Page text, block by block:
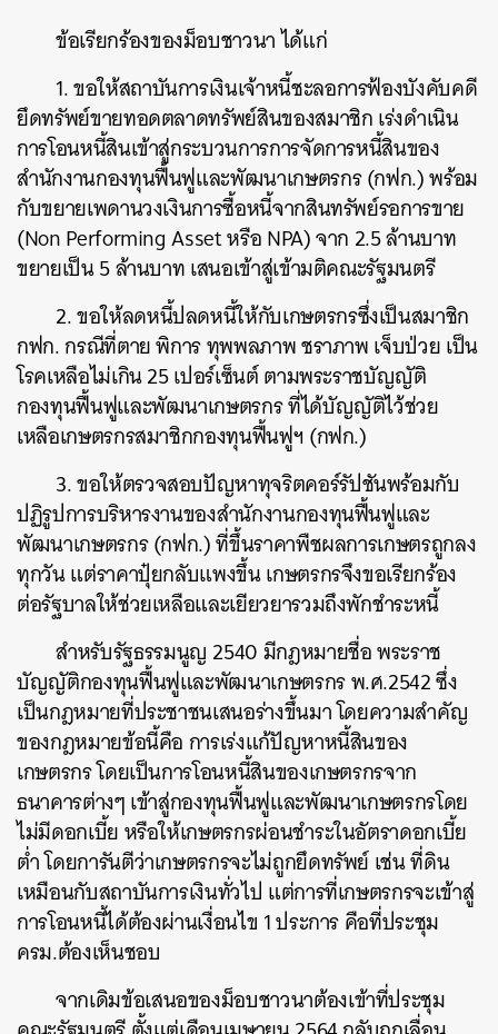
ข้อเรียกร้องของม็อบชาวนา ได้แก่
1. ขอให้สถาบันการเงินเจ้าหนี้ชะลอการฟ้องบังคับคดี
ยึดทรัพย์ขายทอดตลาดทรัพย์สินของสมาชิก เร่งดำเนิน
การโอนหนี้สินเข้าสู่กระบวนการการจัดการหนี้สินของ
สำนักงานกองทุนฟื้นฟูและพัฒนาเกษตรกร (กฟก.) พร้อม
กับขยายเพดานวงเงินการซื้อหนี้จากสินทรัพย์รอการขาย
(Non Performing Asset หรือ NPA) จาก 2.5 ล้านบาท
ขยายเป็น 5 ล้านบาท เสนอเข้าสู่เข้ามติคณะรัฐมนตรี
2. ขอให้ลดหนี้ปลดหนี้ให้กับเกษตรกรซึ่งเป็นสมาชิก
กฟก. กรณีที่ตาย พิการ ทุพพลภาพ ชราภาพ เจ็บป่วย เป็น
โรคเหลือไม่เกิน 25 เปอร์เซ็นต์ ตามพระราชบัญญัติ
กองทุนฟื้นฟูและพัฒนาเกษตรกร ที่ได้บัญญัติไว้ช่วย
เหลือเกษตรกรสมาชิกกองทุนฟื้นฟูฯ (กฟก.)
3. ขอให้ตรวจสอบปัญหาทุจริตคอร์รัปชันพร้อมกับ
ปฏิรูปการบริหารงานของสำนักงานกองทุนฟื้นฟูและ
พัฒนาเกษตรกร (กฟก.) ที่ขึ้นราคาพืชผลการเกษตรถูกลง
ทุกวัน แต่ราคาปุ๋ยกลับแพงขึ้น เกษตรกรจึงขอเรียกร้อง
ต่อรัฐบาลให้ช่วยเหลือและเยียวยารวมถึงพักชำระหนี้
สำหรับรัฐธรรมนูญ​ 2540 มีกฎหมายชื่อ พระราช
บัญญัติกองทุนฟื้นฟูและพัฒนาเกษตรกร พ.ศ.2542 ซึ่ง
เป็นกฎหมายที่ประชาชนเสนอร่างขึ้นมา โดยความสำคัญ
ของกฎหมายข้อนี้คือ การเร่งแก้ปัญหาหนี้สินของ
เกษตรกร โดยเป็นการโอนหนี้สินของเกษตรกรจาก
ธนาคารต่างๆ เข้าสู่กองทุนฟื้นฟูและพัฒนาเกษตรกรโดย
ไม่มีดอกเบี้ย หรือให้เกษตรกรผ่อนชำระในอัตราดอกเบี้ย
ต่ำ โดยการันตีว่าเกษตรกรจะไม่ถูกยึดทรัพย์ เช่น ที่ดิน
เหมือนกับสถาบันการเงินทั่วไป แต่การที่เกษตรกรจะเข้าสู่
การโอนหนี้ได้ต้องผ่านเงื่อนไข 1 ประการ คือที่ประชุม
ครม.ต้องเห็นชอบ
จากเดิมข้อเสนอของม็อบชาวนาต้องเข้าที่ประชุม